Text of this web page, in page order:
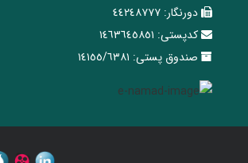
دورنگار: ٤٤٢٤٨٧٧٧
کدپستی: ١٤٦٣٦٤٥٨٥١
صندوق پستی: ١٤١٥٥/٦٣٨١